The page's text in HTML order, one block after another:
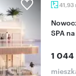
41,93
Nowoczesny apartament z widokiem na morze,
SPA
1 044